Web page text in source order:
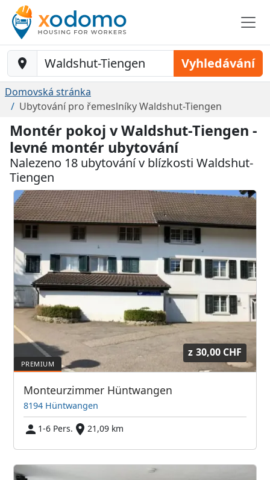
Baustelle-Location Vyhledávání
Domovská stránka
Ubytování pro řemeslníky Waldshut-Tiengen
Montér pokoj v Waldshut-Tiengen -
levné montér ubytování
Nalezeno 18 ubytování v blízkosti Waldshut-
Tiengen
z 30,00 CHF
Monteurzimmer Hüntwangen
8194 Hüntwangen
1-6 Pers.
21,09 km